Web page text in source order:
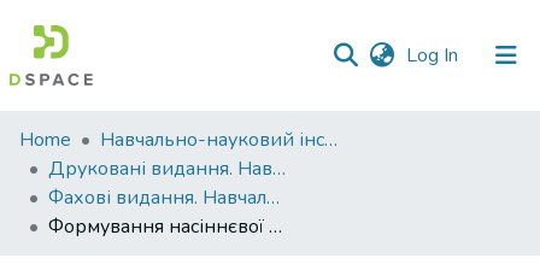
Log In (current)
Communities
&
Collections
All of DSpace
Home
Навчально-науковий інститут агротехнологій, селекції та екології
Друковані видання. Навчально-науковий інститут агротехнологій, селекції та екології
Фахові видання. Навчально-науковий інститут агротехнологій, селекції та екології
Формування насіннєвої продуктивності у колекційних зразків сої в умовах Лісостепу України